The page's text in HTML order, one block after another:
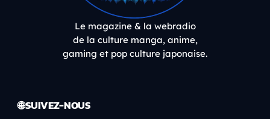
Le magazine & la webradio
de la culture manga, anime,
gaming et pop culture japonaise.
🌐 SUIVEZ-NOUS